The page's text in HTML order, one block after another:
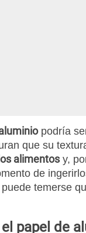
podría
que su
alimentos y,
de
temerse
papel de